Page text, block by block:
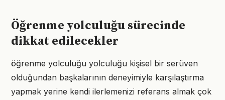
Öğrenme yolculuğu sürecinde
dikkat edilecekler
öğrenme yolculuğu yolculuğu kişisel bir serüven
olduğundan başkalarının deneyimiyle karşılaştırma
yapmak yerine kendi ilerlemenizi referans almak çok